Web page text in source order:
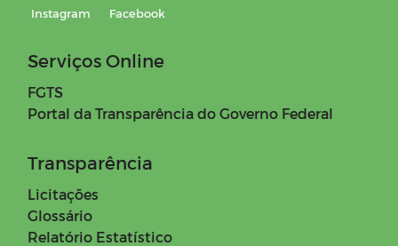
Instagram Facebook
Serviços Online
FGTS
Portal da Transparência do Governo Federal
Transparência
Licitações
Glossário
Relatório Estatístico